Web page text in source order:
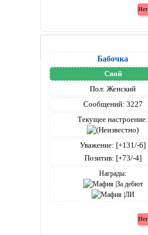
Бабочка
Свой
Пол: Женский
Сообщений: 3227
Текущее настроение:
Уважение: [+131/-6]
Позитив: [+73/-4]
Награды: